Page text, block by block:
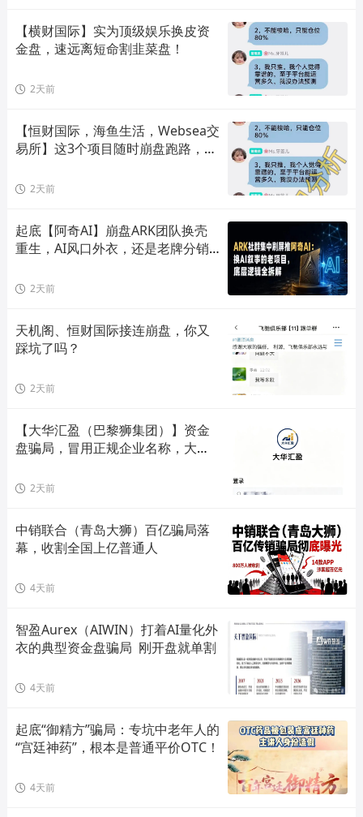
【横财国际】实为顶级娱乐换皮资
金盘，速远离短命割韭菜盘！
2天前
【恒财国际，海鱼生活，Websea交
易所】这3个项目随时崩盘跑路，赶
2天前
起底【阿奇AI】崩盘ARK团队换壳
重生，AI风口外衣，还是老牌分销
2天前
天机阁、恒财国际接连崩盘，你又
踩坑了吗？
2天前
【大华汇盈（巴黎狮集团）】资金
盘骗局，冒用正规企业名称，大量
2天前
中销联合（青岛大狮）百亿骗局落
幕，收割全国上亿普通人
4天前
智盈Aurex（AIWIN）打着AI量化外
衣的典型资金盘骗局  刚开盘就单割
4天前
起底“御精方”骗局：专坑中老年人的
“宫廷神药”，根本是普通平价OTC！
4天前